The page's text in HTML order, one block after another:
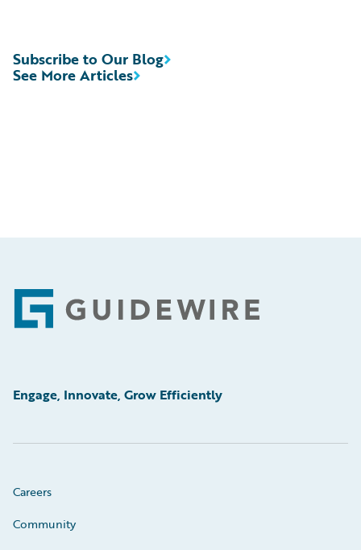
See More Articles
Subscribe to Our Blog
Footer
Engage, Innovate, Grow Efficiently
Careers
Community